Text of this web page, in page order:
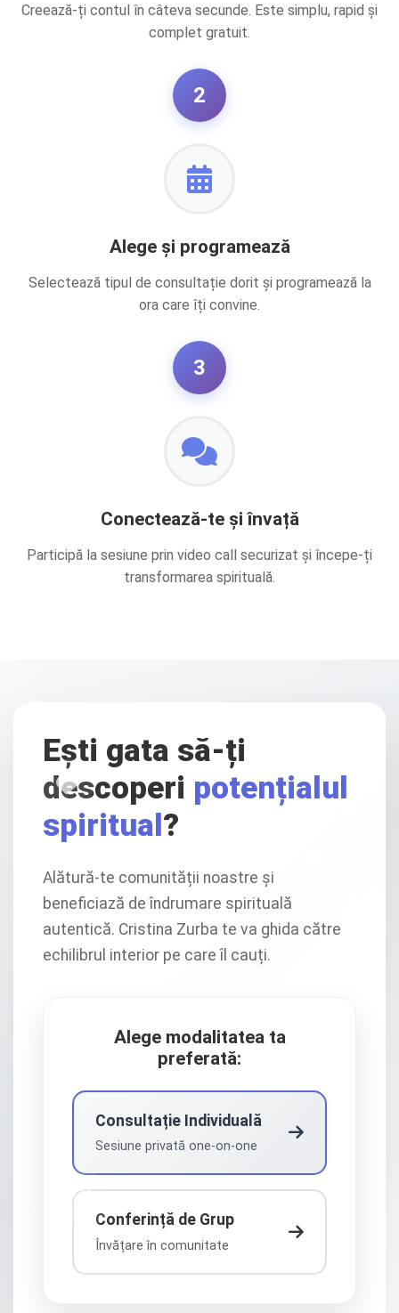
Creează-ți contul în câteva secunde. Este simplu, rapid și
complet gratuit.
2
Alege și programează
Selectează tipul de consultație dorit și programează la
ora care îți convine.
3
Conectează-te și învață
Participă la sesiune prin video call securizat și începe-ți
transformarea spirituală.
Ești gata să-ți
descoperi potențialul
spiritual?
Alătură-te comunității noastre și
beneficiază de îndrumare spirituală
autentică. Cristina Zurba te va ghida către
echilibrul interior pe care îl cauți.
Alege modalitatea ta
preferată:
Consultație Individuală
Sesiune privată one-on-one
Conferință de Grup
Învățare în comunitate